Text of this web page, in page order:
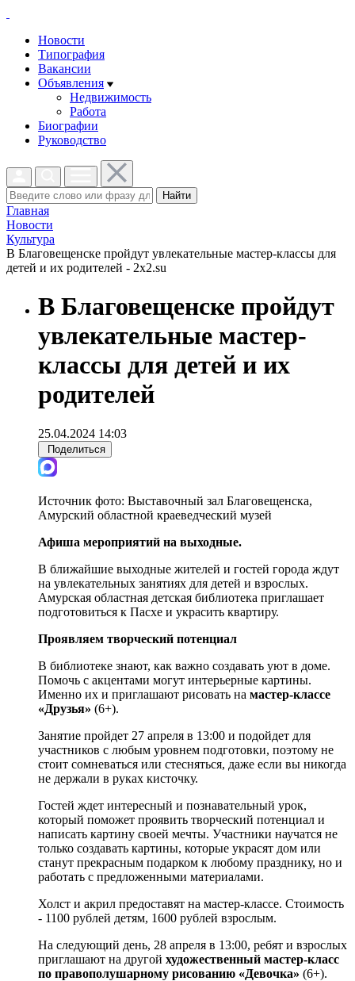
Новости
Типография
Вакансии
Объявления
Недвижимость
Работа
Биографии
Руководство
Найти
Главная
Новости
Культура
В Благовещенске пройдут увлекательные мастер-классы для
детей и их родителей - 2x2.su
В Благовещенске пройдут
увлекательные мастер-
классы для детей и их
родителей
25.04.2024 14:03
Поделиться
Источник фото: Выставочный зал Благовещенска,
Амурский областной краеведческий музей
Афиша мероприятий на выходные.
В ближайшие выходные жителей и гостей города ждут
на увлекательных занятиях для детей и взрослых.
Амурская областная детская библиотека приглашает
подготовиться к Пасхе и украсить квартиру.
Проявляем творческий потенциал
В библиотеке знают, как важно создавать уют в доме.
Помочь с акцентами могут интерьерные картины.
Именно их и приглашают рисовать на мастер-классе
«Друзья» (6+).
Занятие пройдет 27 апреля в 13:00 и подойдет для
участников с любым уровнем подготовки, поэтому не
стоит сомневаться или стесняться, даже если вы никогда
не держали в руках кисточку.
Гостей ждет интересный и познавательный урок,
который поможет проявить творческий потенциал и
написать картину своей мечты. Участники научатся не
только создавать картины, которые украсят дом или
станут прекрасным подарком к любому празднику, но и
работать с предложенными материалами.
Холст и акрил предоставят на мастер-классе. Стоимость
- 1100 рублей детям, 1600 рублей взрослым.
На следующий день, 28 апреля в 13:00, ребят и взрослых
приглашают на другой художественный мастер-класс
по правополушарному рисованию «Девочка» (6+).